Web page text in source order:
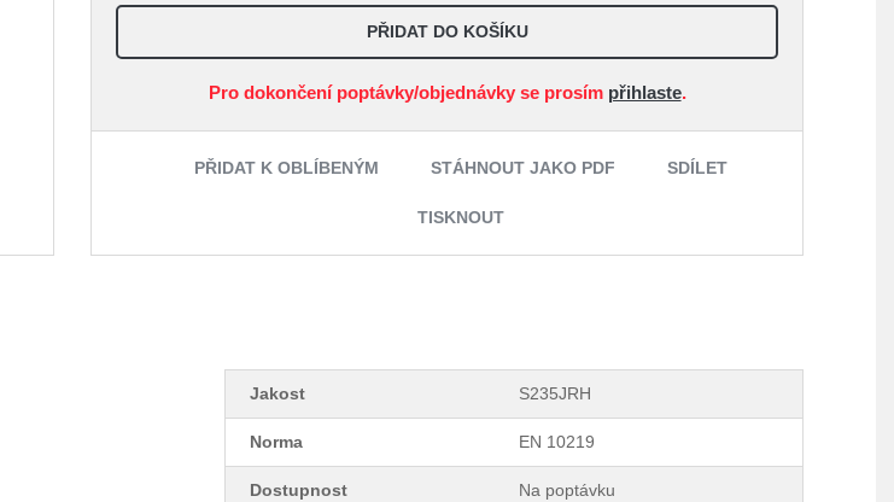
PŘIDAT DO KOŠÍKU
Pro dokončení poptávky/objednávky se prosím přihlaste.
PŘIDAT K OBLÍBENÝM STÁHNOUT JAKO PDF SDÍLET
TISKNOUT
Jakost S235JRH
Norma EN 10219
Dostupnost Na poptávku